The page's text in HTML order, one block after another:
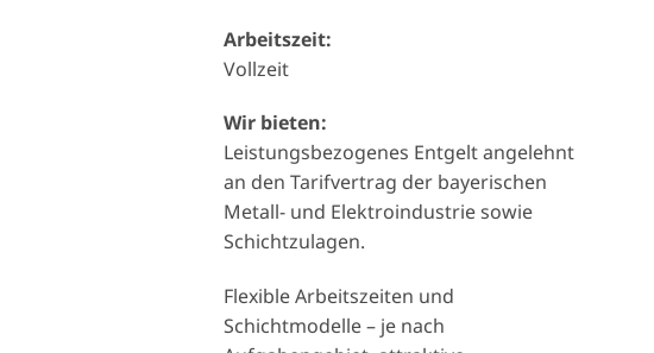
Arbeitszeit:
Vollzeit
Wir bieten:
Leistungsbezogenes Entgelt angelehnt
an den Tarifvertrag der bayerischen
Metall- und Elektroindustrie sowie
Schichtzulagen.
Flexible Arbeitszeiten und
Schichtmodelle – je nach